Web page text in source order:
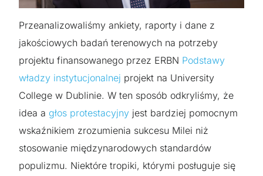
Przeanalizowaliśmy ankiety, raporty i dane z
jakościowych badań terenowych na potrzeby
projektu finansowanego przez ERBN Podstawy
władzy instytucjonalnej projekt na University
College w Dublinie. W ten sposób odkryliśmy, że
idea a głos protestacyjny jest bardziej pomocnym
wskaźnikiem zrozumienia sukcesu Milei niż
stosowanie międzynarodowych standardów
populizmu. Niektóre tropiki, którymi posługuje się